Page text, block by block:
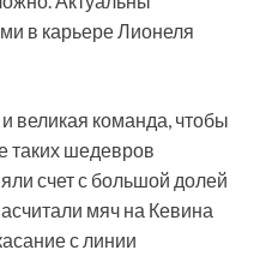
в карьере Лионеля
великая команда, чтобы
таких шедевров
счет с большой долей
мяч на Кевина
с линии